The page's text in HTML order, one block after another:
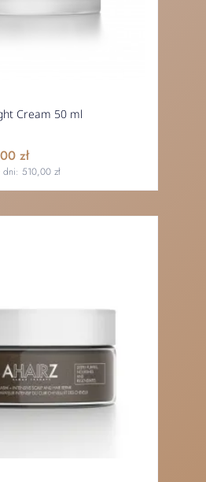
Cream 50 ml
zł
dni: 510,00 zł